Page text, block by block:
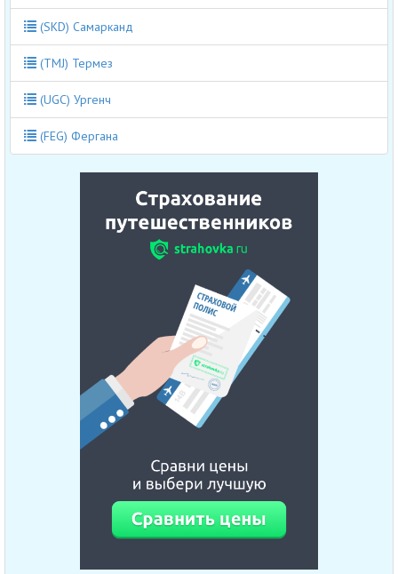
(SKD) Самарканд
(TMJ) Термез
(UGC) Ургенч
(FEG) Фергана